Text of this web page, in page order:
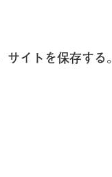
イトを保存する。